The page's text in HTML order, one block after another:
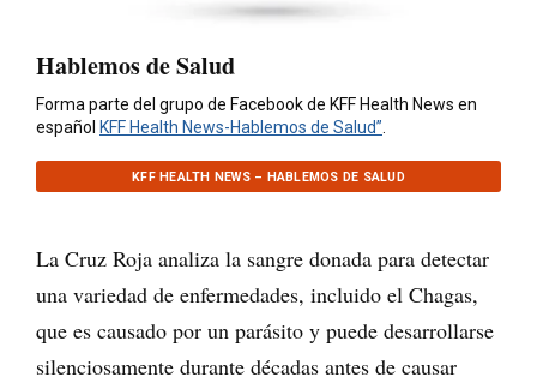
Hablemos de Salud
Forma parte del grupo de Facebook de KFF Health News en
español KFF Health News-Hablemos de Salud”.
KFF HEALTH NEWS – HABLEMOS DE SALUD
La Cruz Roja analiza la sangre donada para detectar
una variedad de enfermedades, incluido el Chagas,
que es causado por un parásito y puede desarrollarse
silenciosamente durante décadas antes de causar